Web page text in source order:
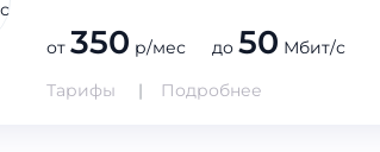
от 350 р/мес до 50 Мбит/с
Тарифы
Подробнее